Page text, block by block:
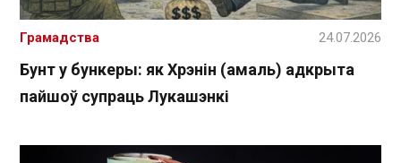
Бунт у бункеры: як Хрэнін (амаль) адкрыта
пайшоў супраць Лукашэнкі
Грамадства 24.07.2026